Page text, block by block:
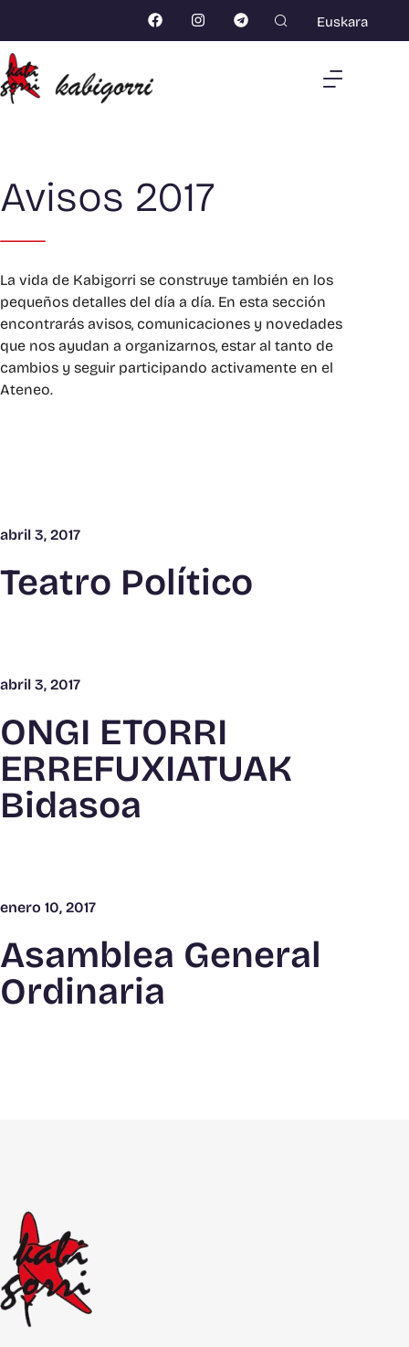
Euskara
Avisos 2017
La vida de Kabigorri se construye también en los
pequeños detalles del día a día. En esta sección
encontrarás avisos, comunicaciones y novedades
que nos ayudan a organizarnos, estar al tanto de
cambios y seguir participando activamente en el
Ateneo.
abril 3, 2017
Teatro Político
abril 3, 2017
ONGI ETORRI
ERREFUXIATUAK
Bidasoa
enero 10, 2017
Asamblea General
Ordinaria